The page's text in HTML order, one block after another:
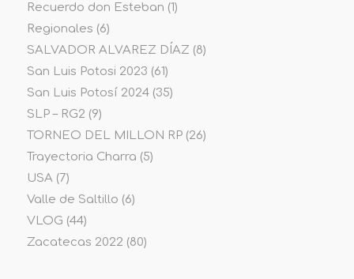
Recuerdo don Esteban (1)
Regionales (6)
SALVADOR ALVAREZ DÍAZ (8)
San Luis Potosi 2023 (61)
San Luis Potosí 2024(35)
SLP – RG2 (9)
TORNEO DEL MILLON RP(26)
Trayectoria Charra (5)
USA(7)
Valle de Saltillo (6)
VLOG (44)
Zacatecas 2022 (80)